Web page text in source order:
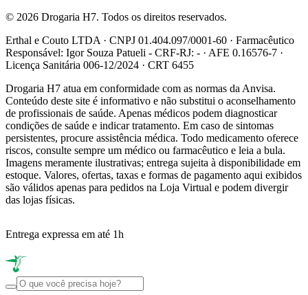
© 2026 Drogaria H7. Todos os direitos reservados.
Erthal e Couto LTDA · CNPJ 01.404.097/0001-60 · Farmacêutico
Responsável: Igor Souza Patueli - CRF-RJ: - · AFE 0.16576-7 ·
Licença Sanitária 006-12/2024 · CRT 6455
Drogaria H7 atua em conformidade com as normas da Anvisa.
Conteúdo deste site é informativo e não substitui o aconselhamento
de profissionais de saúde. Apenas médicos podem diagnosticar
condições de saúde e indicar tratamento. Em caso de sintomas
persistentes, procure assistência médica. Todo medicamento oferece
riscos, consulte sempre um médico ou farmacêutico e leia a bula.
Imagens meramente ilustrativas; entrega sujeita à disponibilidade em
estoque. Valores, ofertas, taxas e formas de pagamento aqui exibidos
são válidos apenas para pedidos na Loja Virtual e podem divergir
das lojas físicas.
Entrega expressa em até 1h